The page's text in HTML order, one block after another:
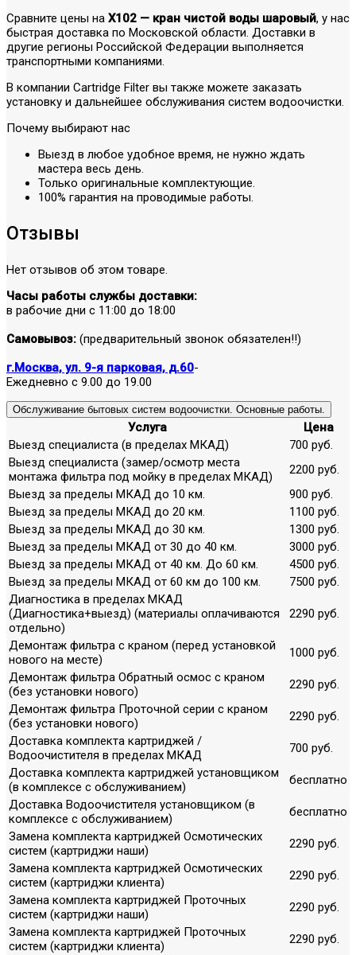
Сравните цены на X102 — кран чистой воды шаровый, у нас
быстрая доставка по Московской области. Доставки в
другие регионы Российской Федерации выполняется
транспортными компаниями.
В компании Cartridge Filter вы также можете заказать
установку и дальнейшее обслуживания систем водоочистки.
Почему выбирают нас
Выезд в любое удобное время, не нужно ждать
мастера весь день.
Только оригинальные комплектующие.
100% гарантия на проводимые работы.
Отзывы
Нет отзывов об этом товаре.
Часы работы службы доставки:
в рабочие дни с 11:00 до 18:00
Самовывоз: (предварительный звонок обязателен!!)
г.Москва, ул. 9-я парковая, д.60-
Ежедневно с 9.00 до 19.00
Обслуживание бытовых систем водоочистки. Основные работы.
Услуга
Цена
Выезд специалиста (в пределах МКАД)
700 руб.
Выезд специалиста (замер/осмотр места
монтажа фильтра под мойку в пределах МКАД)
2200 руб.
Выезд за пределы МКАД до 10 км.
900 руб.
Выезд за пределы МКАД до 20 км.
1100 руб.
Выезд за пределы МКАД до 30 км.
1300 руб.
Выезд за пределы МКАД от 30 до 40 км.
3000 руб.
Выезд за пределы МКАД от 40 км. До 60 км.
4500 руб.
Выезд за пределы МКАД от 60 км до 100 км.
7500 руб.
Диагностика в пределах МКАД
(Диагностика+выезд) (материалы оплачиваются
отдельно)
2290 руб.
Демонтаж фильтра с краном (перед установкой
нового на месте)
1000 руб.
Демонтаж фильтра Обратный осмос с краном
(без установки нового)
2290 руб.
Демонтаж фильтра Проточной серии с краном
(без установки нового)
2290 руб.
Доставка комплекта картриджей /
Водоочистителя в пределах МКАД
700 руб.
Доставка комплекта картриджей установщиком
(в комплексе с обслуживанием)
бесплатно
Доставка Водоочистителя установщиком (в
комплексе с обслуживанием)
бесплатно
Замена комплекта картриджей Осмотических
систем (картриджи наши)
2290 руб.
Замена комплекта картриджей Осмотических
систем (картриджи клиента)
2290 руб.
Замена комплекта картриджей Проточных
систем (картриджи наши)
2290 руб.
Замена комплекта картриджей Проточных
систем (картриджи клиента)
2290 руб.